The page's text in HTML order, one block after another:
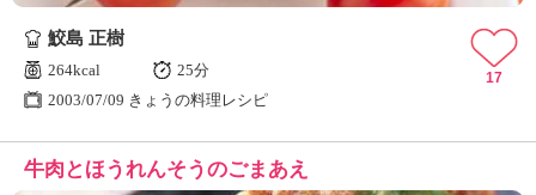
鮫島 正樹
264kcal
25分
2003/07/09 きょうの料理レシピ
17
牛肉とほうれんそうのごまあえ